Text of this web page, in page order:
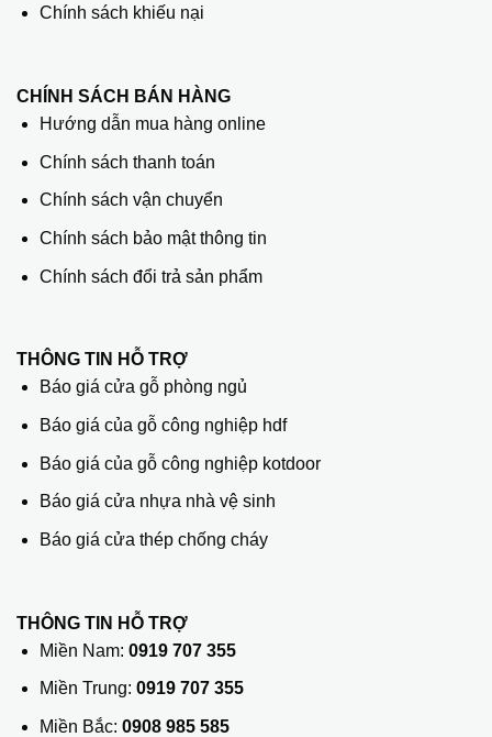
Chính sách khiếu nại
CHÍNH SÁCH BÁN HÀNG
Hướng dẫn mua hàng online
Chính sách thanh toán
Chính sách vận chuyển
Chính sách bảo mật thông tin
Chính sách đổi trả sản phẩm
THÔNG TIN HỖ TRỢ
Báo giá cửa gỗ phòng ngủ
Báo giá của gỗ công nghiệp hdf
Báo giá của gỗ công nghiệp kotdoor
Báo giá cửa nhựa nhà vệ sinh
Báo giá cửa thép chống cháy
THÔNG TIN HỖ TRỢ
Miền Nam: 0919 707 355
Miền Trung: 0919 707 355
Miền Bắc: 0908 985 585